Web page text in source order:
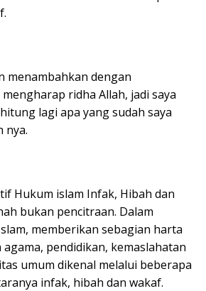
menambahkan dengan
ridha Allah, jadi saya
lagi apa yang sudah saya
nya.
Hukum islam Infak, Hibah dan
bukan pencitraan. Dalam
memberikan sebagian harta
pendidikan, kemaslahatan
umum dikenal melalui beberapa
infak, hibah dan wakaf.